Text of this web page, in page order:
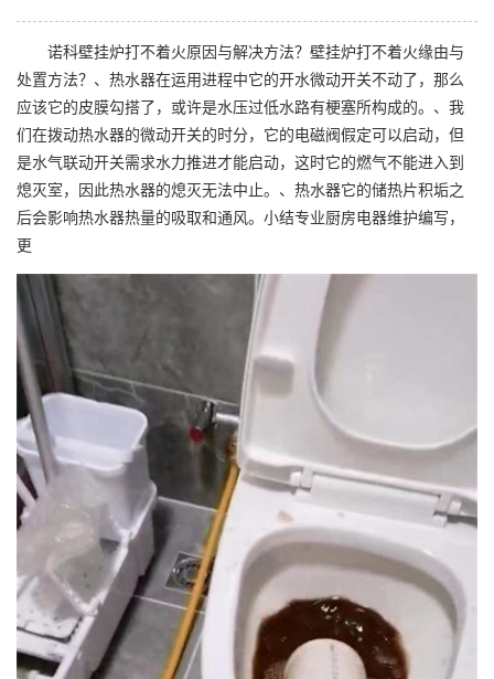
诺科壁挂炉打不着火原因与解决方法？壁挂炉打不着火缘由与
处置方法？、热水器在运用进程中它的开水微动开关不动了，那么
应该它的皮膜勾搭了，或许是水压过低水路有梗塞所构成的。、我
们在拨动热水器的微动开关的时分，它的电磁阀假定可以启动，但
是水气联动开关需求水力推进才能启动，这时它的燃气不能进入到
熄灭室，因此热水器的熄灭无法中止。、热水器它的储热片积垢之
后会影响热水器热量的吸取和通风。小结专业厨房电器维护编写，
更